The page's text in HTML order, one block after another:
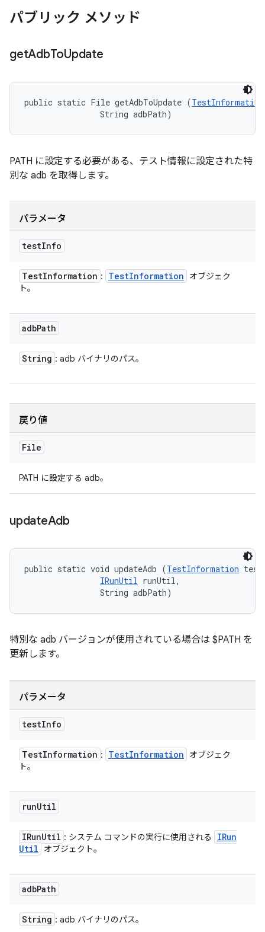
パブリック メソッド
getAdbToUpdate
public static File getAdbToUpdate (TestInformation
                String adbPath)
PATH に設定する必要がある、テスト情報に設定された特
別な adb を取得します。
パラメータ
testInfo
TestInformation : TestInformation
オブジェク
ト。
adbPath
String : adb バイナリのパス。
戻り値
File
PATH に設定する adb。
updateAdb
public static void updateAdb (TestInformation
IRunUtil runUtil,
                String adbPath)
特別な adb バージョンが使用されている場合は $PATH を
更新します。
パラメータ
testInfo
TestInformation : TestInformation
オブジェク
ト。
runUtil
IRunUtil : システム コマンドの実行に使用される
IRun
Util
オブジェクト。
adbPath
String : adb バイナリのパス。